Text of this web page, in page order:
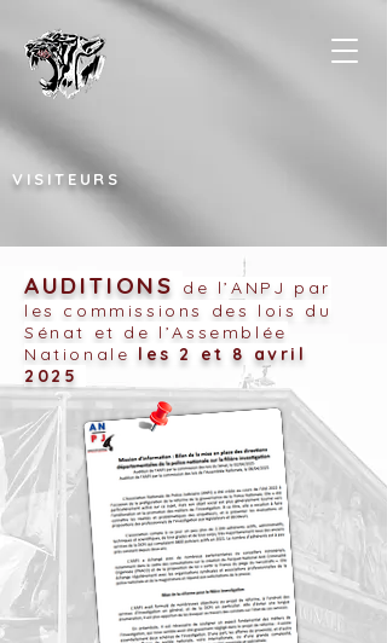
VISITEURS
AUDITIONS
de l’ANPJ par
les commissions des lois du
Sénat et de l’Assemblée
Nationale les 2 et 8 avril
2025